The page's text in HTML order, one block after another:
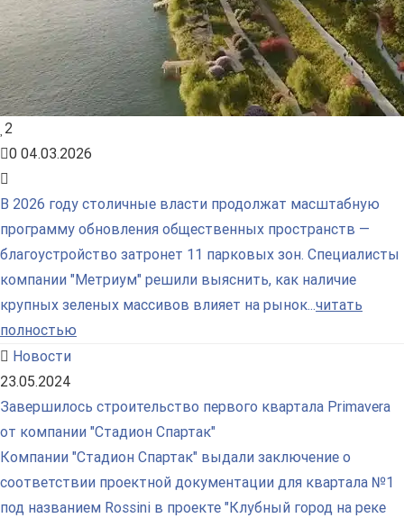
2
0 04.03.2026
В 2026 году столичные власти продолжат масштабную
программу обновления общественных пространств —
благоустройство затронет 11 парковых зон. Специалисты
компании "Метриум" решили выяснить, как наличие
крупных зеленых массивов влияет на рынок...читать
полностью
Новости
23.05.2024
Завершилось строительство первого квартала Primavera
от компании "Стадион Спартак"
Компании "Стадион Спартак" выдали заключение о
соответствии проектной документации для квартала №1
под названием Rossini в проекте "Клубный город на реке